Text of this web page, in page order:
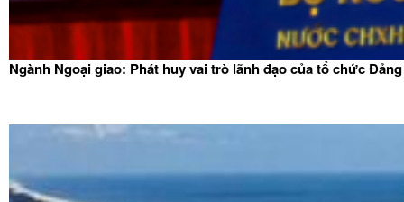
Ngành Ngoại giao: Phát huy vai trò lãnh đạo của tổ chức Đảng